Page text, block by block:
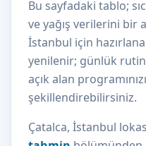
Bu sayfadaki tablo;
ve yağış verilerini bir
İstanbul için
yenilenir; günlük
açık alan
şekillendirebilirsiniz.
Çatalca, İstanbul